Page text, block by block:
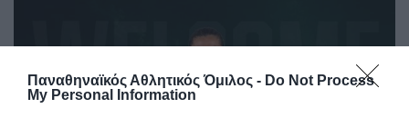
Παναθηναϊκός Αθλητικός Όμιλος - Do Not Process
My Personal Information